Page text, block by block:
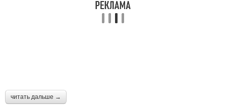
читать дальше →